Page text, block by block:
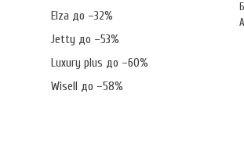
Elza до –32%
Jetty до –53%
Luxury plus до –60%
Wisell до –58%